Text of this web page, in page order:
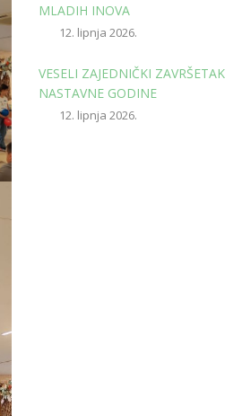
MLADIH INOVA
12. lipnja 2026.
VESELI ZAJEDNIČKI ZAVRŠETAK
NASTAVNE GODINE
12. lipnja 2026.